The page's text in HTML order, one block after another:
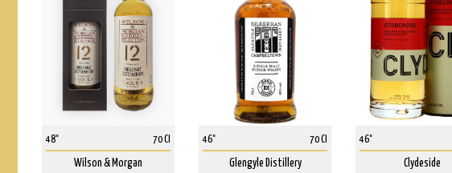
48° 70 Cl
Wilson & Morgan
46° 70 Cl
Glengyle Distillery
46°
Clydeside